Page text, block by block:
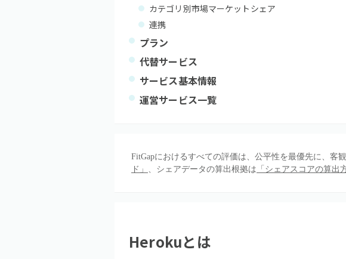
カテゴリ別市場マーケットシェア
連携
プラン
代替サービス
サービス基本情報
運営サービス一覧
FitGapにおけるすべての評価は、公平性を最優先に、客
ド」 、シェアデータの算出根拠は 「シェアスコアの算出
Herokuとは